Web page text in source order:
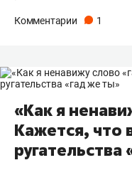
Комментарии 1
«Как я
Кажется, что
ругательства